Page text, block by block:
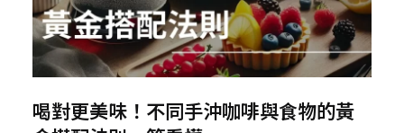
喝對更美味！不同手沖咖啡與食物的黃